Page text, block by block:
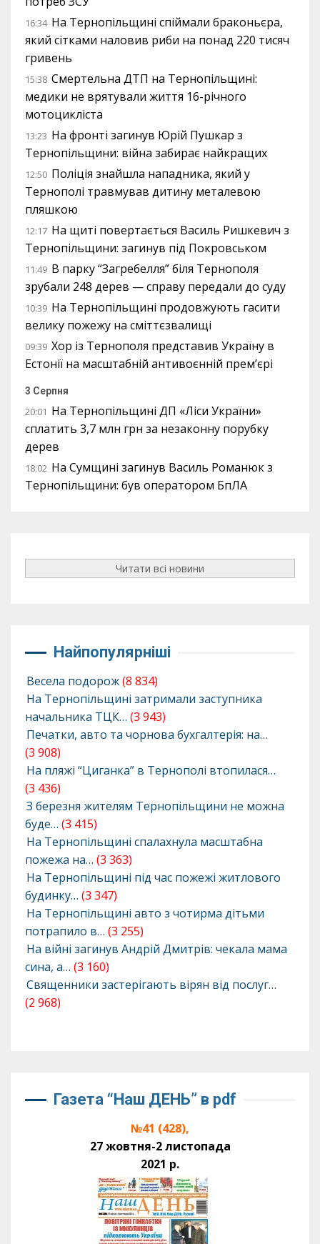
16:34 На Тернопільщині спіймали браконьєра,
який сітками наловив риби на понад 220 тисяч
гривень
15:38 Смертельна ДТП на Тернопільщині:
медики не врятували життя 16-річного
мотоцикліста
13:23 На фронті загинув Юрій Пушкар з
Тернопільщини: війна забирає найкращих
12:50 Поліція знайшла нападника, який у
Тернополі травмував дитину металевою
пляшкою
12:17 На щиті повертається Василь Ришкевич з
Тернопільщини: загинув під Покровськом
11:49 В парку “Загребелля” біля Тернополя
зрубали 248 дерев — справу передали до суду
10:39 На Тернопільщині продовжують гасити
велику пожежу на сміттєзвалищі
09:39 Хор із Тернополя представив Україну в
Естонії на масштабній антивоєнній прем’єрі
3 Серпня
20:01 На Тернопільщині ДП «Ліси України»
сплатить 3,7 млн грн за незаконну порубку
дерев
18:02 На Сумщині загинув Василь Романюк з
Тернопільщини: був оператором БпЛА
Читати всі новини
Найпопулярніші
Весела подорож(8 834)
На Тернопільщині затримали заступника
начальника ТЦК… (3 943)
Печатки, авто та чорнова бухгалтерія: на…
(3 908)
На пляжі “Циганка” в Тернополі втопилася…
(3 436)
З березня жителям Тернопільщини не можна
буде… (3 415)
На Тернопільщині спалахнула масштабна
пожежа на… (3 363)
На Тернопільщині під час пожежі житлового
будинку… (3 347)
На Тернопільщині авто з чотирма дітьми
потрапило в… (3 255)
На війні загинув Андрій Дмитрів: чекала мама
сина, а… (3 160)
Священники застерігають вірян від послуг…
(2 968)
Газета “Наш ДЕНЬ” в pdf
№41 (428),
27 жовтня-2 листопада
2021 р.